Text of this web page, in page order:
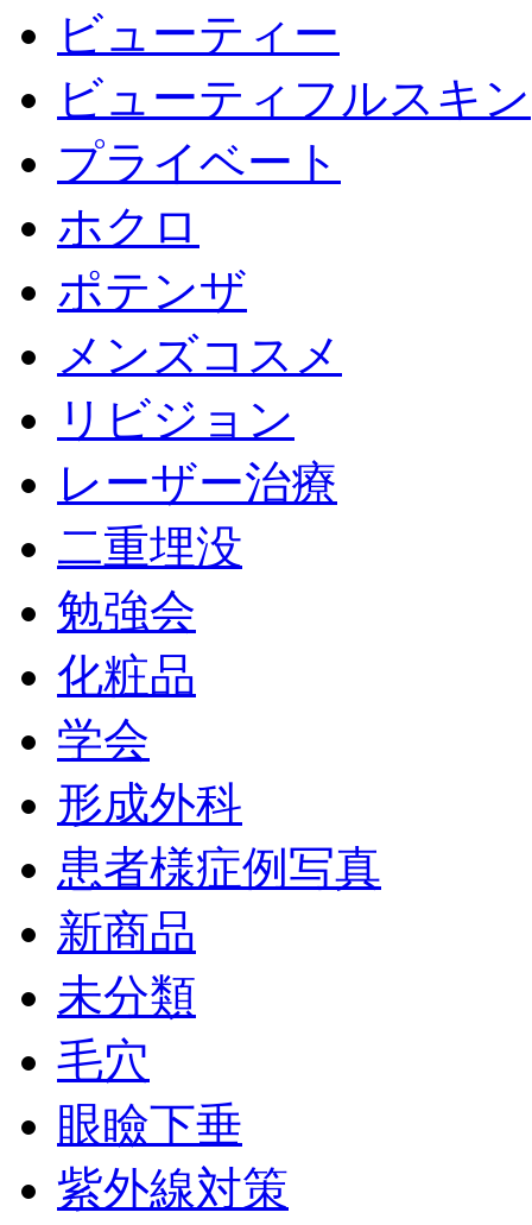
ビューティー
ビューティフルスキン
プライベート
ホクロ
ポテンザ
メンズコスメ
リビジョン
レーザー治療
二重埋没
勉強会
化粧品
学会
形成外科
患者様症例写真
新商品
未分類
毛穴
眼瞼下垂
紫外線対策